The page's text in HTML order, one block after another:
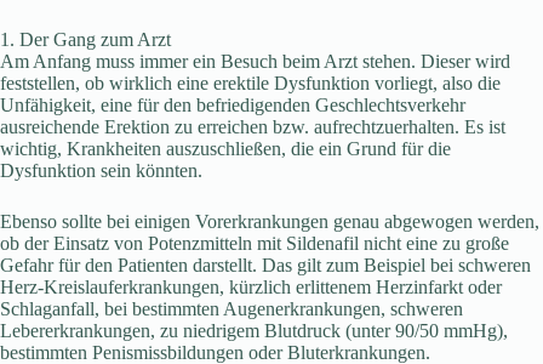
1. Der Gang zum Arzt
Am Anfang muss immer ein Besuch beim Arzt stehen. Dieser wird
feststellen, ob wirklich eine erektile Dysfunktion vorliegt, also die
Unfähigkeit, eine für den befriedigenden Geschlechtsverkehr
ausreichende Erektion zu erreichen bzw. aufrechtzuerhalten. Es ist
wichtig, Krankheiten auszuschließen, die ein Grund für die
Dysfunktion sein könnten.
Ebenso sollte bei einigen Vorerkrankungen genau abgewogen werden,
ob der Einsatz von Potenzmitteln mit Sildenafil nicht eine zu große
Gefahr für den Patienten darstellt. Das gilt zum Beispiel bei schweren
Herz-Kreislauferkrankungen, kürzlich erlittenem Herzinfarkt oder
Schlaganfall, bei bestimmten Augenerkrankungen, schweren
Lebererkrankungen, zu niedrigem Blutdruck (unter 90/50 mmHg),
bestimmten Penismissbildungen oder Bluterkrankungen.